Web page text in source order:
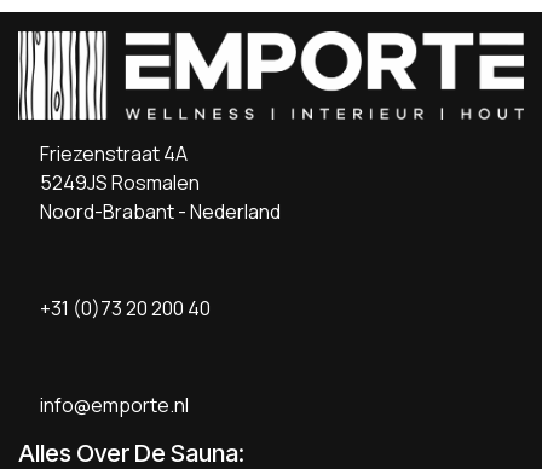
Friezenstraat 4A
5249JS Rosmalen
Noord-Brabant - Nederland
+31 (0)73 20 200 40
info@emporte.nl
Alles Over De Sauna: